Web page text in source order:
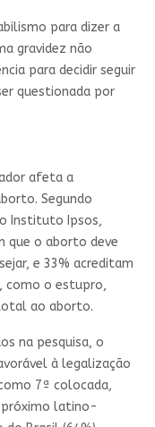
para dizer a
gravidez não
para decidir seguir
questionada por
afeta a
Segundo
Instituto Ipsos,
que o aborto deve
e 33% acreditam
como o estupro,
ao aborto.
na pesquisa, o
à legalização
7ª colocada,
latino-